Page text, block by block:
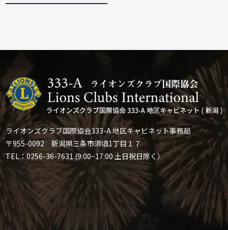
ライオンズクラブ国際協会333-A 地区キャビネット事務局
〒955-0092 新潟県三条市須頃1丁目１７
TEL：0256-36-7631 (9:00~17:00 土日祝日除く）